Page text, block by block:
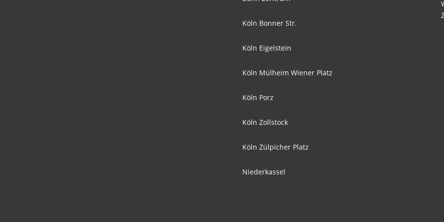
Köln Bonner Str.
Köln Eigelstein
Köln Mülheim Wiener Platz
Köln Porz
Köln Zollstock
Köln Zülpicher Platz
Niederkassel